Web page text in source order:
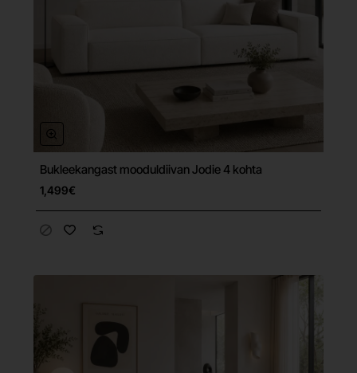
Tasuta tarne
Bukleekangast mooduldiivan Jodie 4 kohta
1,499€